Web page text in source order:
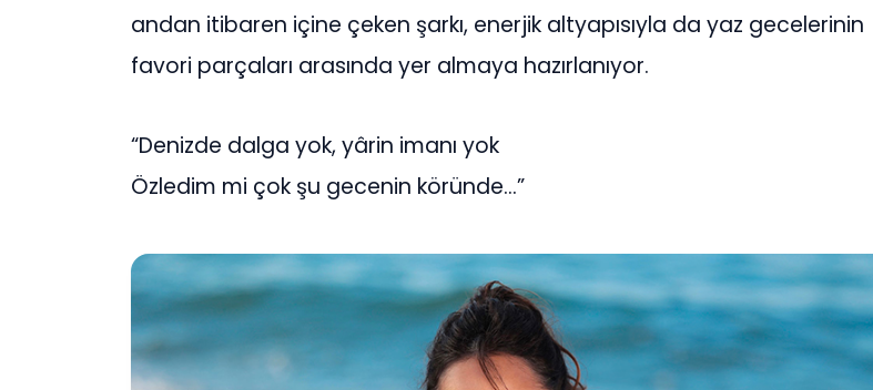
andan itibaren içine çeken şarkı, enerjik altyapısıyla da yaz gecelerinin
favori parçaları arasında yer almaya hazırlanıyor.
“Denizde dalga yok, yârin imanı yok
Özledim mi çok şu gecenin köründe…”